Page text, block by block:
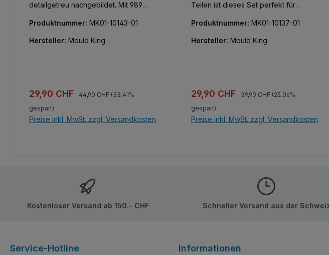
detailgetreu nachgebildet. Mit 989
diejenigen, die akribische Details und
Funktionalität auch bei kleinen
Modellen schätzen. Das Restaurant ist
Produktnummer: MK01-10143-01
Hersteller: Mould King
Verkaufspreis:
29,90 CHF Regulärer Preis:
44,90 CHF (33.41%
gespart)
Preise inkl. MwSt. zzgl. Versandkosten
Teilen ist dieses Set perfekt für
Funktionalität auch bei kleinen
Modellen schätzen.
Produktnummer: MK01-10137-01
Hersteller: Mould King
Verkaufspreis:
29,90 CHF Regulärer Preis:
39,90 CHF (25.06%
gespart)
Preise inkl. MwSt. zzgl. Versandkosten
Kostenloser Versand ab 150.- CHF Schneller Versand aus der
Service-Hotline Informationen